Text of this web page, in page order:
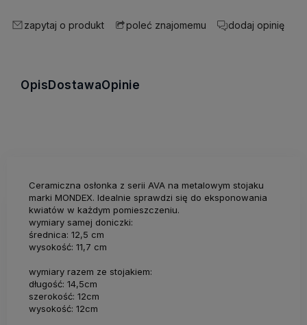
zapytaj o produkt poleć znajomemu dodaj opinię
OpisDostawaOpinie
Ceramiczna osłonka z serii AVA na metalowym stojaku
marki MONDEX. Idealnie sprawdzi się do eksponowania
kwiatów w każdym pomieszczeniu.
wymiary samej doniczki:
średnica: 12,5 cm
wysokość: 11,7 cm
wymiary razem ze stojakiem:
długość: 14,5cm
szerokość: 12cm
wysokość: 12cm